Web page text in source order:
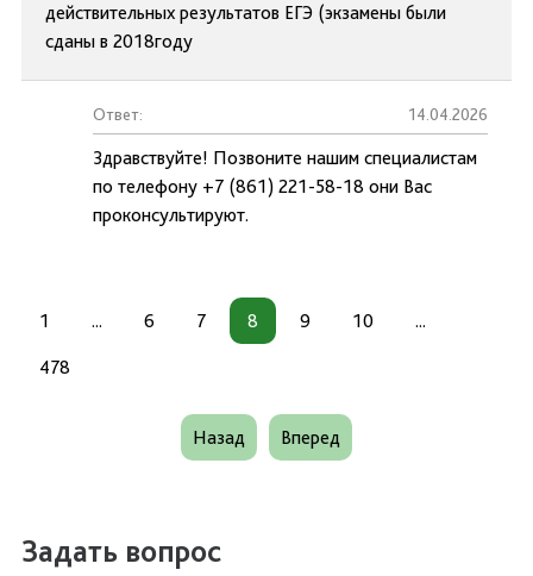
действительных результатов ЕГЭ (экзамены были
сданы в 2018году
Ответ: 14.04.2026
Здравствуйте! Позвоните нашим специалистам
по телефону +7 (861) 221-58-18 они Вас
проконсультируют.
1 ... 6 7 8 9 10 ...
478
Назад Вперед
Задать вопрос